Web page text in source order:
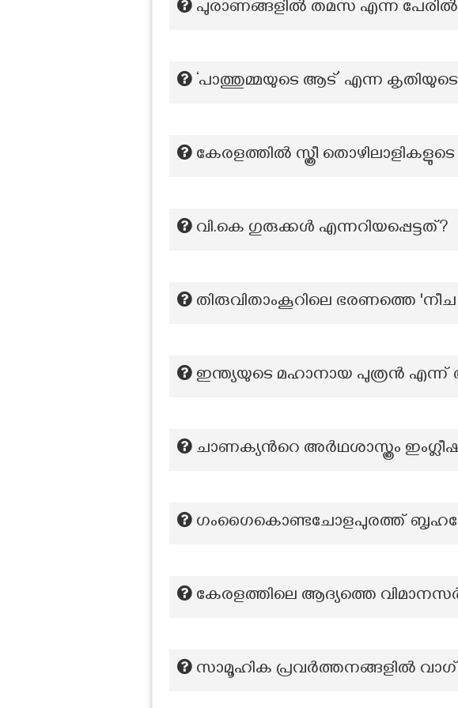
പുരാണങ്ങളിൽ തമസ എന്ന പേരിൽ
‘പാത്തുമ്മയുടെ ആട്’ എന്ന
കേരളത്തിൽ സ്ത്രീ
വി.കെ ഗുരുക്കള്‍ എന്നറിയപ്പെട്ടത്?
തിരുവിതാംകൂറിലെ ഭരണത്തെ 'നീച
ഇന്ത്യയുടെ മഹാനായ പുത്രൻ എന്ന്
ചാണക്യൻറെ അർഥശാസ്ത്രം
ഗംഗൈകൊണ്ടചോളപുരത്ത്
കേരളത്തിലെ ആദ്യത്തെ
സാമൂഹിക പ്രവർത്തനങ്ങളിൽ